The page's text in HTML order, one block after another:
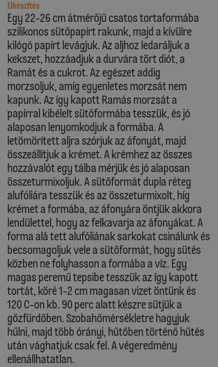
Elkészítés
Egy 22-26 cm átmérőjű csatos tortaformába
szilikonos sütőpapírt rakunk, majd a kívülre
kilógó papírt levágjuk. Az aljhoz ledaráljuk a
kekszet, hozzáadjuk a durvára tört diót, a
Ramát és a cukrot. Az egészet addig
morzsoljuk, amíg egyenletes morzsát nem
kapunk. Az így kapott Ramás morzsát a
papírral kibélelt sütőformába tesszük, és jó
alaposan lenyomkodjuk a formába. A
letömörített aljra szórjuk az áfonyát, majd
összeállítjuk a krémet. A krémhez az összes
hozzávalót egy tálba mérjük és jó alaposan
összeturmixoljuk. A sütőformát dupla réteg
alufóliára tesszük és az összeturmixolt, híg
krémet a formába, az áfonyára öntjük akkora
lendülettel, hogy az felkavarja az áfonyákat. A
forma alá tett alufóliának sarkokat csinálunk és
becsomagoljuk vele a sütőformát, hogy sütés
közben ne folyhasson a formába a víz. Egy
magas peremű tepsibe tesszük az így kapott
tortát, köré 1-2 cm magasan vizet öntünk és
120 C-on kb. 90 perc alatt készre sütjük a
gőzfürdőben. Szobahőmérsékletre hagyjuk
hűlni, majd több órányi, hűtőben történő hűtés
után vághatjuk csak fel. A végeredmény
ellenállhatatlan.